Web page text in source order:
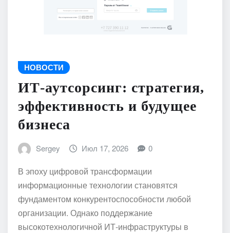
НОВОСТИ
ИТ-аутсорсинг: стратегия,
эффективность и будущее
бизнеса
Sergey Июл 17, 2026 0
В эпоху цифровой трансформации
информационные технологии становятся
фундаментом конкурентоспособности любой
организации. Однако поддержание
высокотехнологичной ИТ-инфраструктуры в